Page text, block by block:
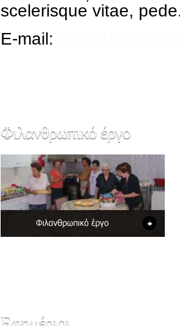
scelerisque vitae,
E-mail:
Φιλανθρωπικό έργο